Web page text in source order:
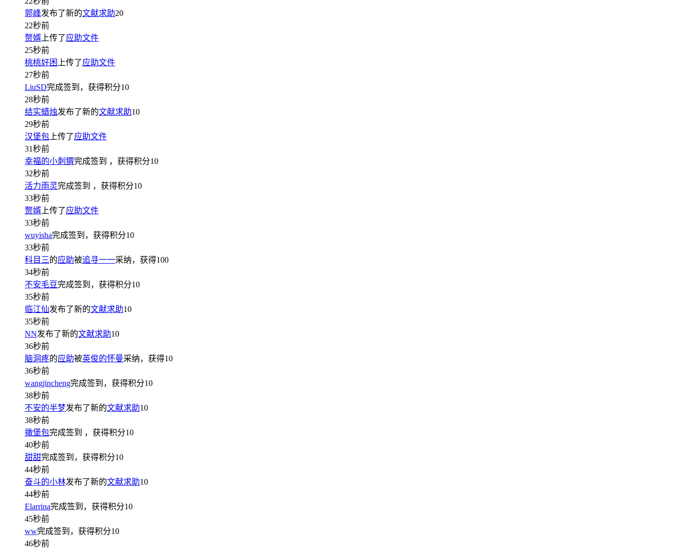
郭峰发布了新的文献求助20
22秒前
赘婿上传了 应助文件
25秒前
桃桃好困 上传了 应助文件
27秒前
LiuSD完成签到，获得积分10
28秒前
结实蜡烛发布了新的文献求助10
29秒前
汉堡包上传了 应助文件
31秒前
幸福的小刺猬完成签到 ，获得积分10
32秒前
活力雨灵完成签到 ，获得积分10
33秒前
赘婿上传了 应助文件
33秒前
wuyisha完成签到，获得积分10
33秒前
科目三的应助被追寻一一采纳，获得100
34秒前
不安毛豆完成签到，获得积分10
35秒前
临江仙发布了新的文献求助10
35秒前
NN发布了新的文献求助10
36秒前
脑洞疼的应助被英俊的怀曼采纳，获得10
36秒前
wangjincheng完成签到，获得积分10
38秒前
不安的半梦发布了新的文献求助10
38秒前
撖堡包完成签到 ，获得积分10
40秒前
甜甜完成签到，获得积分10
44秒前
奋斗的小林发布了新的文献求助10
44秒前
Elarrina完成签到，获得积分10
45秒前
ww完成签到，获得积分10
46秒前